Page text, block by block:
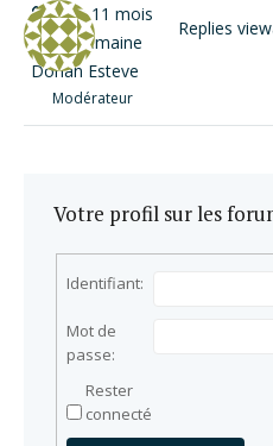
il y a 11 mois
et 1 semaine
Dorian Esteve
Modérateur
Replies
Votre profil sur les
Identifiant:
Mot de
passe:
Rester
connecté